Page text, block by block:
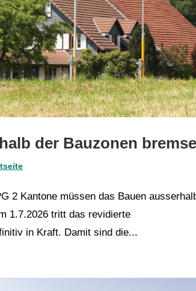
der Bauzonen
2 Kantone müssen das Bauen
1.7.2026 tritt das revidierte
in Kraft. Damit sind die...